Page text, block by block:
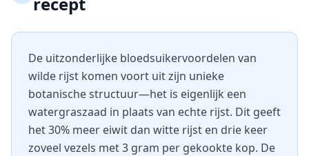
De uitzonderlijke bloedsuikervoordelen van
wilde rijst komen voort uit zijn unieke
botanische structuur—het is eigenlijk een
watergraszaad in plaats van echte rijst. Dit geeft
het 30% meer eiwit dan witte rijst en drie keer
zoveel vezels met 3 gram per gekookte kop. De